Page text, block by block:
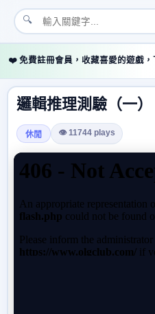
🔍
❤️ 免費註冊會員，收藏喜愛的遊戲，
邏輯推理測驗（一）
休閒 👁 11744 plays